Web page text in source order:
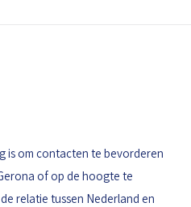
is om contacten te bevorderen
of op de hoogte te
relatie tussen Nederland en